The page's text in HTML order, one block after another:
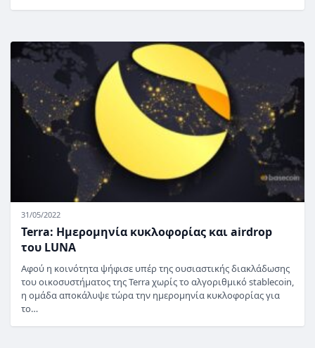
31/05/2022
Terra: Ημερομηνία κυκλοφορίας και airdrop
του LUNA
Αφού η κοινότητα ψήφισε υπέρ της ουσιαστικής διακλάδωσης
του οικοσυστήματος της Terra χωρίς το αλγοριθμικό stablecoin,
η ομάδα αποκάλυψε τώρα την ημερομηνία κυκλοφορίας για
το…